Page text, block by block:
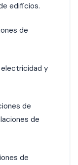
edificios.
de
y
de
de
de